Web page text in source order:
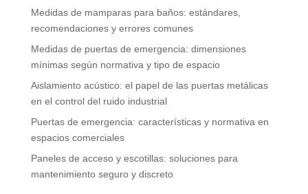
Medidas de mamparas para baños: estándares,
recomendaciones y errores comunes
Medidas de puertas de emergencia: dimensiones
mínimas según normativa y tipo de espacio
Aislamiento acústico: el papel de las puertas metálicas
en el control del ruido industrial
Puertas de emergencia: características y normativa en
espacios comerciales
Paneles de acceso y escotillas: soluciones para
mantenimiento seguro y discreto